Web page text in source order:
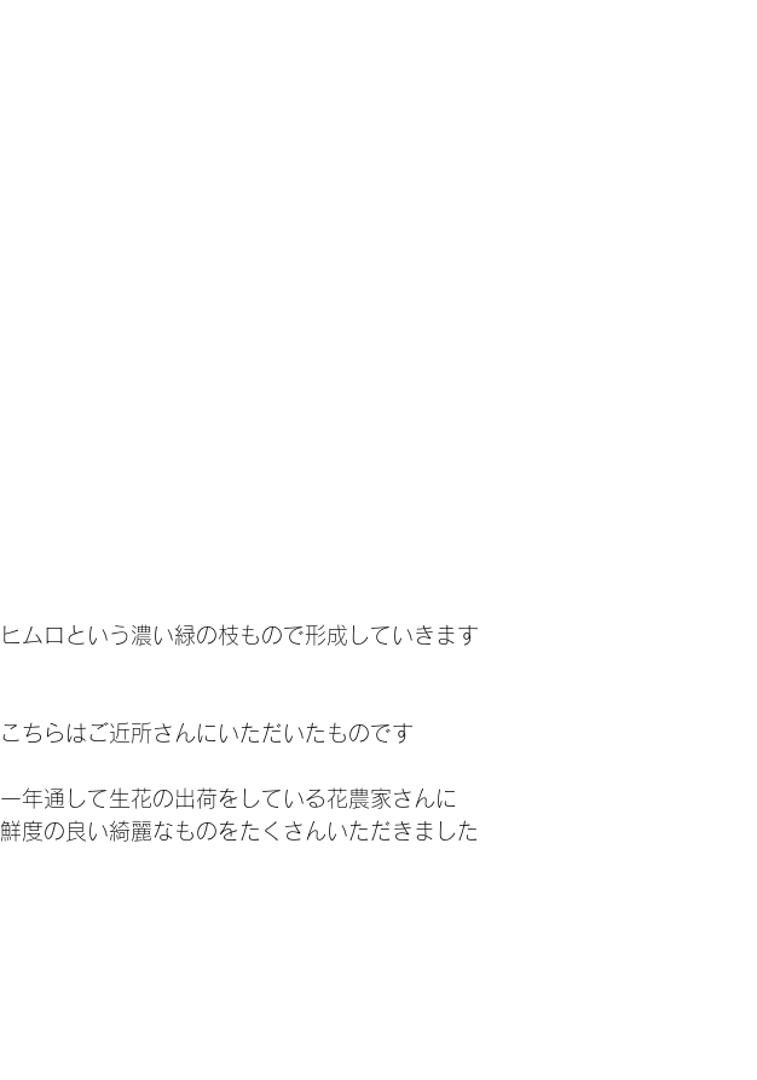
ヒムロという濃い緑の枝もので形成していきます
こちらはご近所さんにいただいたものです
一年通して生花の出荷をしている花農家さんに
鮮度の良い綺麗なものをたくさんいただきました